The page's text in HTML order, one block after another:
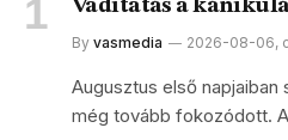
Vaditatás a
By vasmedia 2026-08-06,
Augusztus első
még tovább fokozódott.